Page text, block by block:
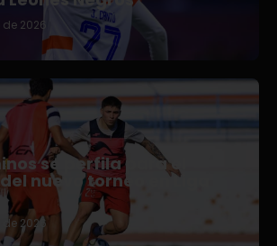
2026
se perfila para el
nuevo torneo en Liga
de 2026